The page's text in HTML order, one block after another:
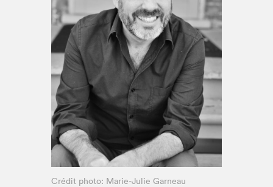
Espace enseignant·e·s
Espace pro
Crédit photo: Marie-Julie Garneau